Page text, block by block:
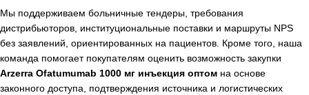
Мы поддерживаем больничные тендеры, требования
дистрибьюторов, институциональные поставки и маршруты NPS
без заявлений, ориентированных на пациентов. Кроме того, наша
команда помогает покупателям оценить возможность закупки
Arzerra Ofatumumab 1000 мг инъекция оптом на основе
законного доступа, подтверждения источника и логистических